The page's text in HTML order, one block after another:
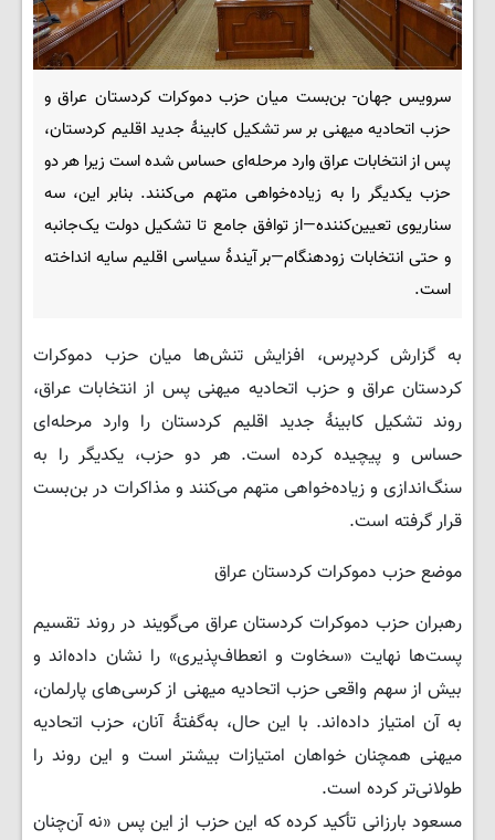
سرویس جهان- بن‌بست میان حزب دموکرات کردستان عراق و
حزب اتحادیه میهنی بر سر تشکیل کابینهٔ جدید اقلیم کردستان،
پس از انتخابات عراق وارد مرحله‌ای حساس شده است زیرا هر دو
حزب یکدیگر را به زیاده‌خواهی متهم می‌کنند. بنابر این، سه
سناریوی تعیین‌کننده—از توافق جامع تا تشکیل دولت یک‌جانبه
و حتی انتخابات زودهنگام—بر آیندهٔ سیاسی اقلیم سایه انداخته
است.
به گزارش کردپرس، افزایش تنش‌ها میان حزب دموکرات
کردستان عراق و حزب اتحادیه میهنی پس از انتخابات عراق،
روند تشکیل کابینهٔ جدید اقلیم کردستان را وارد مرحله‌ای
حساس و پیچیده کرده است. هر دو حزب، یکدیگر را به
سنگ‌اندازی و زیاده‌خواهی متهم می‌کنند و مذاکرات در بن‌بست
قرار گرفته است.
موضع حزب دموکرات کردستان عراق
رهبران حزب دموکرات کردستان عراق می‌گویند در روند تقسیم
پست‌ها نهایت «سخاوت و انعطاف‌پذیری» را نشان داده‌اند و
بیش از سهم واقعی حزب اتحادیه میهنی از کرسی‌های پارلمان،
به آن امتیاز داده‌اند. با این حال، به‌گفتهٔ آنان، حزب اتحادیه
میهنی همچنان خواهان امتیازات بیشتر است و این روند را
طولانی‌تر کرده است.
مسعود بارزانی تأکید کرده که این حزب از این پس «نه آن‌چنان